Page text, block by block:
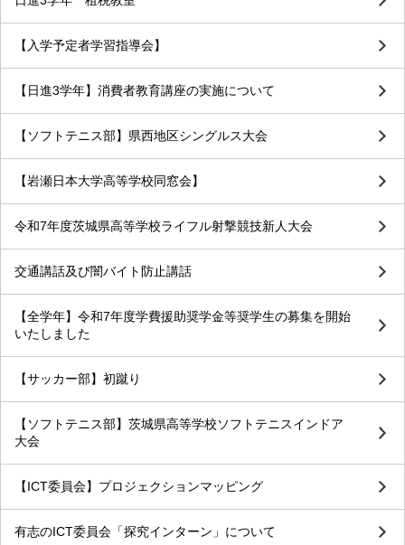
【入学予定者学習指導会】
【日進3学年】消費者教育講座の実施について
【ソフトテニス部】県西地区シングルス大会
【岩瀬日本大学高等学校同窓会】
令和7年度茨城県高等学校ライフル射撃競技新人大会
交通講話及び闇バイト防止講話
【全学年】令和7年度学費援助奨学金等奨学生の募集を開始
いたしました
【サッカー部】初蹴り
【ソフトテニス部】茨城県高等学校ソフトテニスインドア
大会
【ICT委員会】プロジェクションマッピング
有志のICT委員会「探究インターン」について